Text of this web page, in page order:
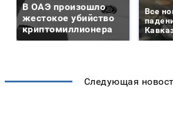
В ОАЭ произошло
жестокое убийство
криптомиллионера
Все
Следующая